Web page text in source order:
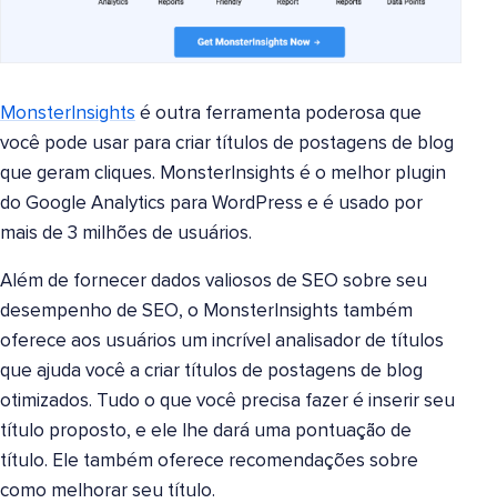
MonsterInsights é outra ferramenta poderosa que
você pode usar para criar títulos de postagens de blog
que geram cliques. MonsterInsights é o melhor plugin
do Google Analytics para WordPress e é usado por
mais de 3 milhões de usuários.
Além de fornecer dados valiosos de SEO sobre seu
desempenho de SEO, o MonsterInsights também
oferece aos usuários um incrível analisador de títulos
que ajuda você a criar títulos de postagens de blog
otimizados. Tudo o que você precisa fazer é inserir seu
título proposto, e ele lhe dará uma pontuação de
título. Ele também oferece recomendações sobre
como melhorar seu título.